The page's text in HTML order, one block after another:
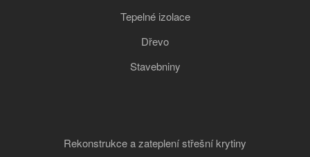
Tepelné izolace
Dřevo
Stavebniny
Rekonstrukce a zateplení střešní krytiny